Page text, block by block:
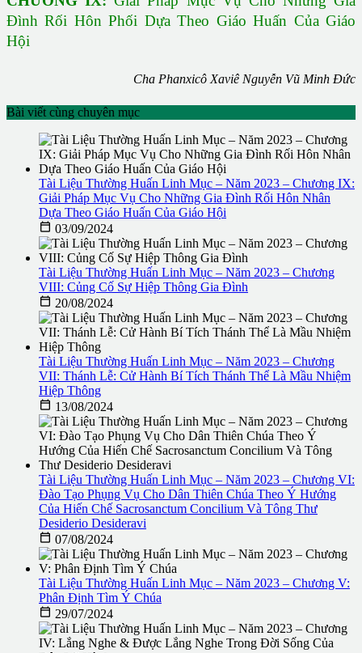
Đình Rối Hôn Phối Dựa Theo Giáo Huấn Của Giáo
Hội
Cha Phanxicô Xaviê Nguyễn Vũ Minh Đức
Bài viết cùng chuyên mục
Tài Liệu Thường Huấn Linh Mục – Năm 2023 – Chương IX:
Giải Pháp Mục Vụ Cho Những Gia Đình Rối Hôn Nhân
Dựa Theo Giáo Huấn Của Giáo Hội
 03/09/2024
Tài Liệu Thường Huấn Linh Mục – Năm 2023 – Chương
VIII: Củng Cố Sự Hiệp Thông Gia Đình
 20/08/2024
Tài Liệu Thường Huấn Linh Mục – Năm 2023 – Chương
VII: Thánh Lễ: Cử Hành Bí Tích Thánh Thể Là Mầu Nhiệm
Hiệp Thông
 13/08/2024
Tài Liệu Thường Huấn Linh Mục – Năm 2023 – Chương VI:
Đào Tạo Phụng Vụ Cho Dân Thiên Chúa Theo Ý Hướng
Của Hiến Chế Sacrosanctum Concilium Và Tông Thư
Desiderio Desideravi
 07/08/2024
Tài Liệu Thường Huấn Linh Mục – Năm 2023 – Chương V:
Phân Định Tìm Ý Chúa
 29/07/2024